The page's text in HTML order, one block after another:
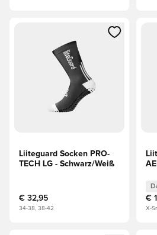
Öffnet ein Fenster zum
Liiteguard Socken PRO-
TECH LG - Schwarz/Weiß
€ 32,95
34-38, 38-42
€
X-